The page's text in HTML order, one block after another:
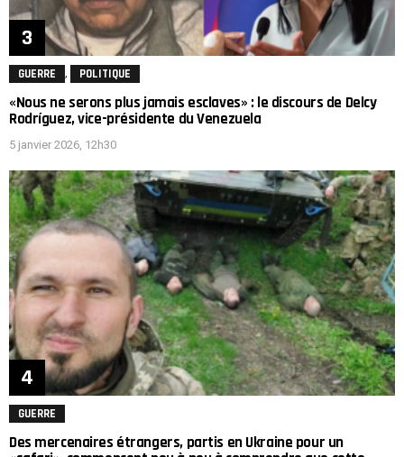
GUERRE , POLITIQUE
«Nous ne serons plus jamais esclaves» : le discours de Delcy
Rodríguez, vice-présidente du Venezuela
5 janvier 2026, 12h30
GUERRE
Des mercenaires étrangers, partis en Ukraine pour un